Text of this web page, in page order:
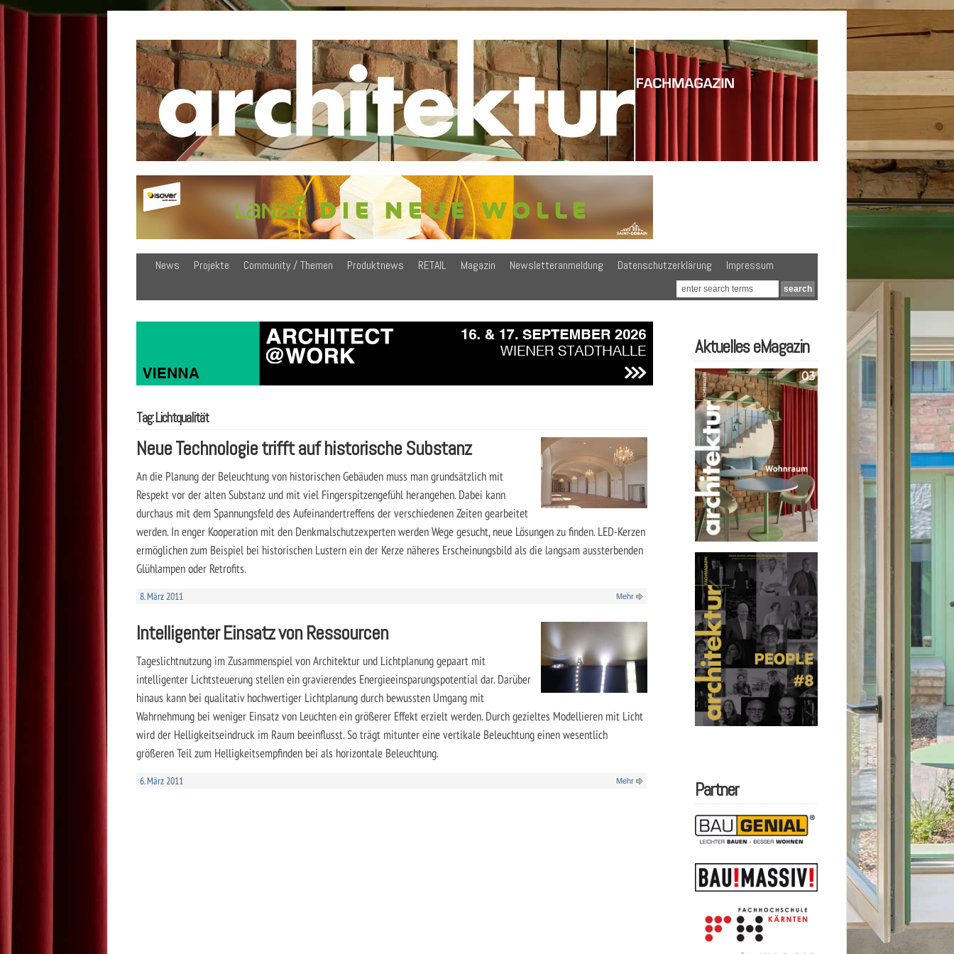
News Projekte Community / Themen Produktnews RETAIL Magazin Newsletteranmeldung Datenschutzerklärung Impressum
Tag: Lichtqualität
Neue Technologie trifft auf historische Substanz
An die Planung der Beleuchtung von historischen Gebäuden muss man grundsätzlich mit
Respekt vor der alten Substanz und mit viel Fingerspitzengefühl herangehen. Dabei kann
durchaus mit dem Spannungsfeld des Aufeinandertreffens der verschiedenen Zeiten gearbeitet
werden. In enger Kooperation mit den Denkmalschutzexperten werden Wege gesucht, neue Lösungen zu finden. LED-Kerzen
ermöglichen zum Beispiel bei historischen Lustern ein der Kerze näheres Erscheinungsbild als die langsam aussterbenden
Glühlampen oder Retrofits.
8. März 2011 Mehr
Intelligenter Einsatz von Ressourcen
Tageslichtnutzung im Zusammenspiel von Architektur und Lichtplanung gepaart mit
intelligenter Lichtsteuerung stellen ein gravierendes Energieeinsparungspotential dar. Darüber
hinaus kann bei qualitativ hochwertiger Lichtplanung durch bewussten Umgang mit
Wahrnehmung bei weniger Einsatz von Leuchten ein größerer Effekt erzielt werden. Durch gezieltes Modellieren mit Licht
wird der Helligkeitseindruck im Raum beeinflusst. So trägt mitunter eine vertikale Beleuchtung einen wesentlich
größeren Teil zum Helligkeitsempfinden bei als horizontale Beleuchtung.
6. März 2011 Mehr
Aktuelles eMagazin
Partner